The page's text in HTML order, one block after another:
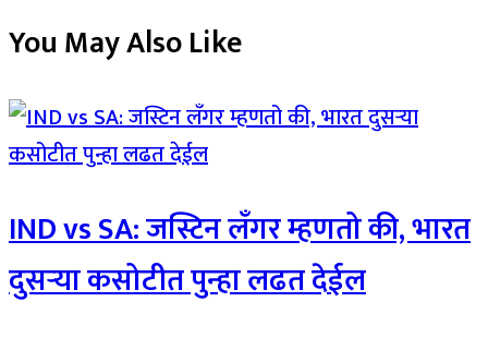
You May Also Like
IND vs SA: जस्टिन लँगर म्हणतो की, भारत
दुसऱ्या कसोटीत पुन्हा लढत देईल